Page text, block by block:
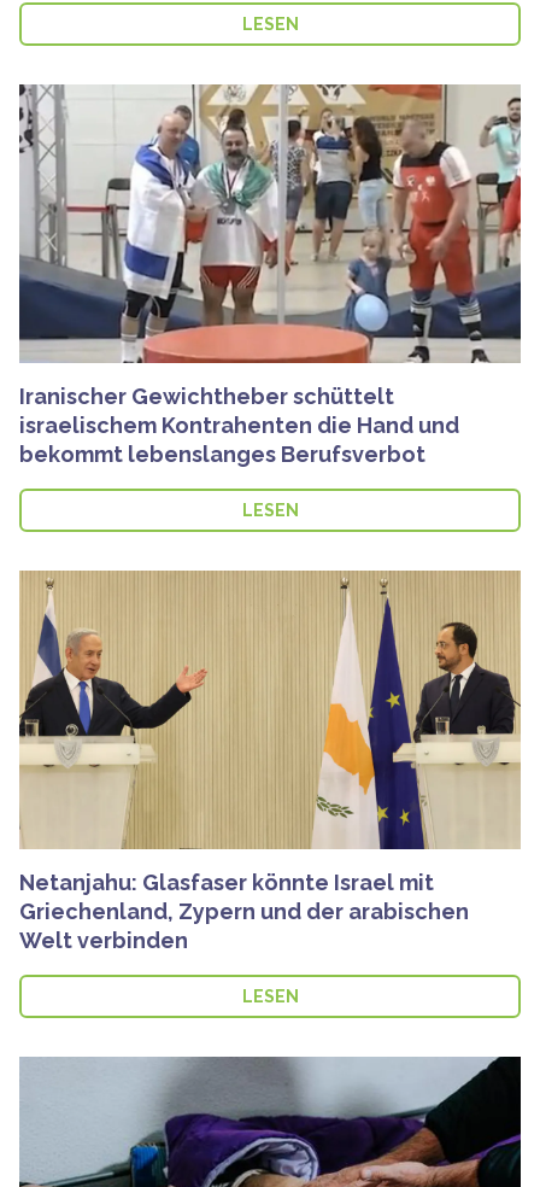
LESEN
Iranischer Gewichtheber schüttelt
israelischem Kontrahenten die Hand und
bekommt lebenslanges Berufsverbot
LESEN
Netanjahu: Glasfaser könnte Israel mit
Griechenland, Zypern und der arabischen
Welt verbinden
LESEN